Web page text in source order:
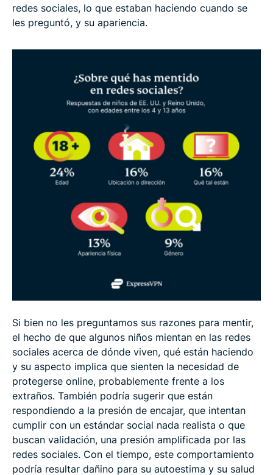
redes sociales, lo que estaban haciendo cuando se
les preguntó, y su apariencia.
Si bien no les preguntamos sus razones para mentir,
el hecho de que algunos niños mientan en las redes
sociales acerca de dónde viven, qué están haciendo
y su aspecto implica que sienten la necesidad de
protegerse online, probablemente frente a los
extraños. También podría sugerir que están
respondiendo a la presión de encajar, que intentan
cumplir con un estándar social nada realista o que
buscan validación, una presión amplificada por las
redes sociales. Con el tiempo, este comportamiento
podría resultar dañino para su autoestima y su salud